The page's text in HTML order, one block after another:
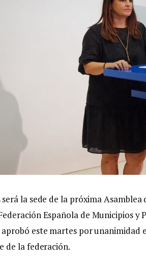
la sede de la próxima Asamblea
Española de Municipios y
este martes por unanimidad
de la federación.